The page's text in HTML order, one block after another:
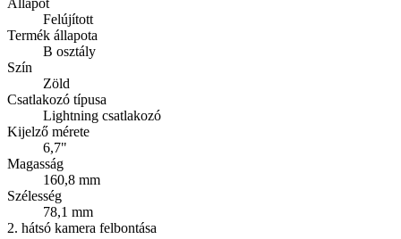
Állapot
Felújított
Termék állapota
B osztály
Szín
Zöld
Csatlakozó típusa
Lightning csatlakozó
Kijelző mérete
6,7"
Magasság
160,8 mm
Szélesség
78,1 mm
2. hátsó kamera felbontása